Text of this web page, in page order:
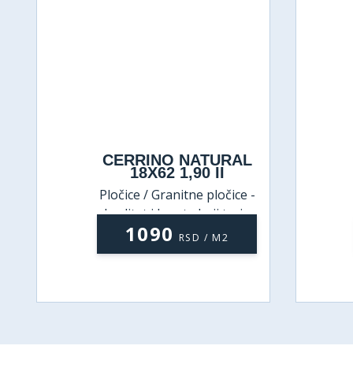
CERRINO NATURAL
18X62 1,90 II
Pločice / Granitne pločice -
kvalitet i lepota koji traju
1090 RSD / M2